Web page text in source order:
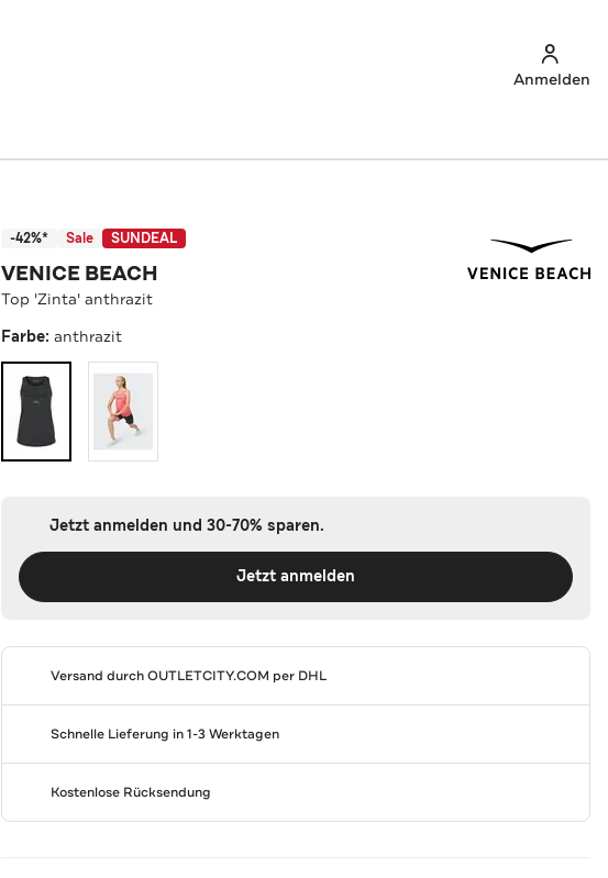
Anmelden
-42%* Sale SUNDEAL
VENICE BEACH
Top 'Zinta' anthrazit
Farbe:anthrazit
Jetzt anmelden und 30-70% sparen.
Jetzt anmelden
Versand durchOUTLETCITY.COM per DHL
Schnelle Lieferung in 1-3 Werktagen
Kostenlose Rücksendung